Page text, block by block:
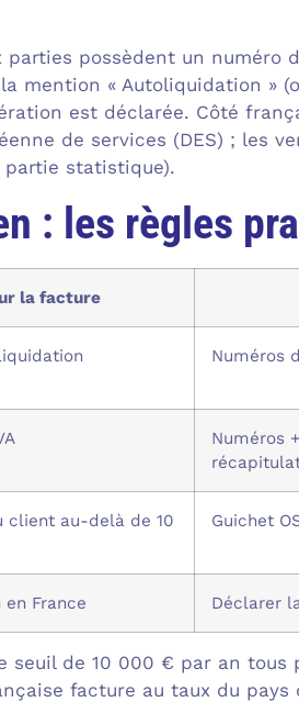
possèdent un numéro
mention « Autoliquidation »
est déclarée. Côté
de services (DES) ; les
partie statistique).
: les règles
la facture
Numéros
Numéros
client au-delà de 10
Guichet
France Déclarer
seuil de 10 000 € par an tous
facture au taux du